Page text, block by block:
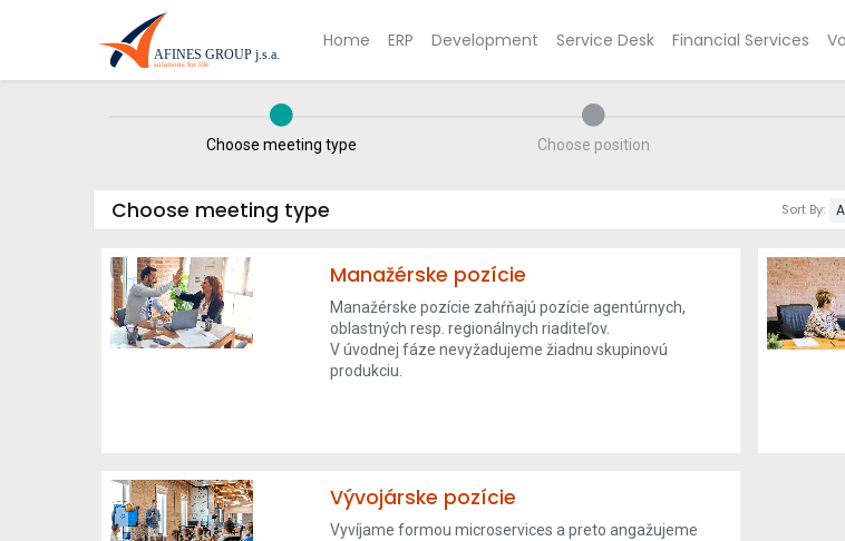
Home ERP Development Service Desk Financial Services
Choose meeting type Choose position
Choose meeting type Sort By:
Manažérske pozície
Manažérske pozície zahŕňajú pozície agentúrnych,
oblastných resp. regionálnych riaditeľov.
V úvodnej fáze nevyžadujeme žiadnu skupinovú
produkciu.
Vývojárske pozície
Vyvíjame formou microservices a preto angažujeme